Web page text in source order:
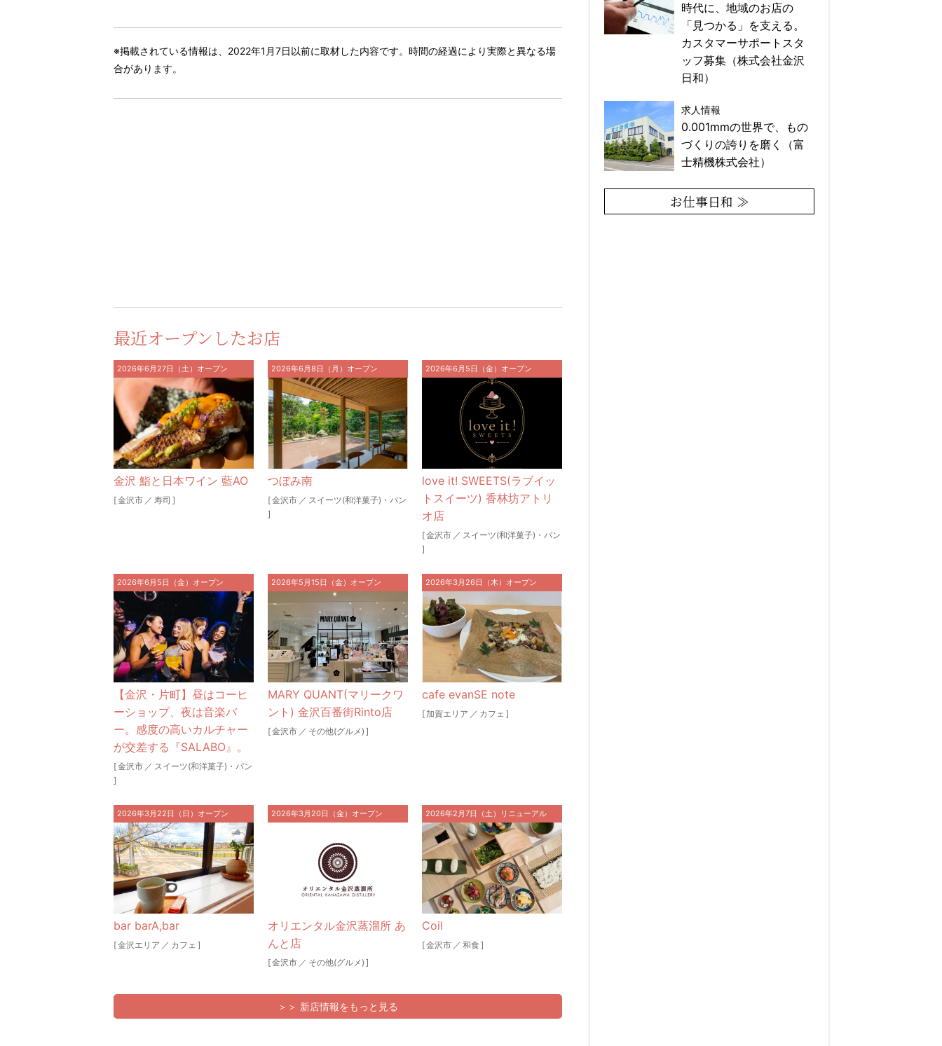
※掲載されている情報は、2022年1月7日以前に取材した内容です。時間の経過により実際と異なる場
合があります。
最近オープンしたお店
2026年6月27日（土）オープン
金沢 鮨と日本ワイン 藍AO
[金沢市 ／ 寿司 ]
2026年6月8日（月）オープン
つぼみ南
[金沢市 ／ スイーツ(和洋菓子)・パン
]
2026年6月5日（金）オープン
love it! SWEETS(ラブイッ
トスイーツ) 香林坊アトリ
オ店
[金沢市 ／ スイーツ(和洋菓子)・パン
]
2026年6月5日（金）オープン
【金沢・片町】昼はコーヒ
ーショップ、夜は音楽バ
ー。感度の高いカルチャー
が交差する『SALABO』。
[金沢市 ／ スイーツ(和洋菓子)・パン
]
2026年5月15日（金）オープン
MARY QUANT(マリークワ
ント) 金沢百番街Rinto店
[金沢市 ／ その他(グルメ) ]
2026年3月26日（木）オープン
cafe evanSE note
[ 加賀エリア ／ カフェ ]
2026年3月22日（日）オープン
bar barA,bar
[金沢エリア ／ カフェ ]
2026年3月20日（金）オープン
オリエンタル金沢蒸溜所 あ
んと店
[金沢市 ／ その他(グルメ) ]
2026年2月7日（土）リニューアル
Coil
[金沢市 ／ 和食 ]
＞＞ 新店情報をもっと見る
時代に、地域のお店の
「見つかる」を支える。
カスタマーサポートスタ
ッフ募集（株式会社金沢
日和）
求人情報
0.001mmの世界で、もの
づくりの誇りを磨く（富
士精機株式会社）
お仕事日和 ≫